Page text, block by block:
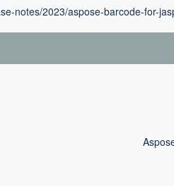
notes/2023/aspose-barcode-for-